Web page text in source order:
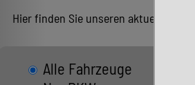
Hier finden Sie unseren aktuellen
Alle Fahrzeuge